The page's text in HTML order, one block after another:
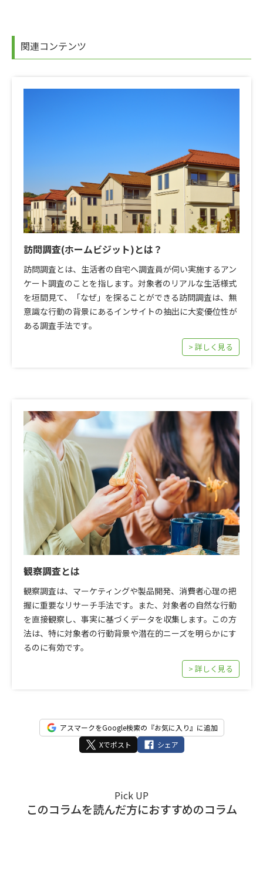
関連コンテンツ
訪問調査(ホームビジット)とは？
訪問調査とは、生活者の自宅へ調査員が伺い実施するアン
ケート調査のことを指します。対象者のリアルな生活様式
を垣間見て、「なぜ」を探ることができる訪問調査は、無
意識な行動の背景にあるインサイトの抽出に大変優位性が
ある調査手法です。
> 詳しく見る
観察調査とは
観察調査は、マーケティングや製品開発、消費者心理の把
握に重要なリサーチ手法です。また、対象者の自然な行動
を直接観察し、事実に基づくデータを収集します。この方
法は、特に対象者の行動背景や潜在的ニーズを明らかにす
るのに有効です。
> 詳しく見る
アスマークをGoogle検索の『お気に入り』に追加
Xでポスト
シェア
Pick UP
このコラムを読んだ方におすすめのコラム